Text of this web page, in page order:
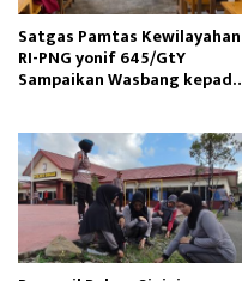
Satgas Pamtas Kewilayahan
RI-PNG yonif 645/GtY
Sampaikan Wasbang kepada